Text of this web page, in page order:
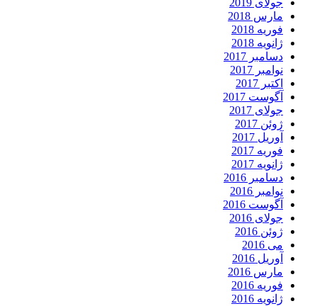
جولای 2019
مارس 2018
فوریه 2018
ژانویه 2018
دسامبر 2017
نوامبر 2017
اکتبر 2017
آگوست 2017
جولای 2017
ژوئن 2017
آوریل 2017
فوریه 2017
ژانویه 2017
دسامبر 2016
نوامبر 2016
آگوست 2016
جولای 2016
ژوئن 2016
می 2016
آوریل 2016
مارس 2016
فوریه 2016
ژانویه 2016